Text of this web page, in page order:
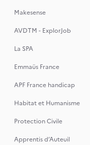
Makesense
AVDTM - ExplorJob
La SPA
Emmaüs France
APF France handicap
Habitat et Humanisme
Protection Civile
Apprentis d’Auteuil